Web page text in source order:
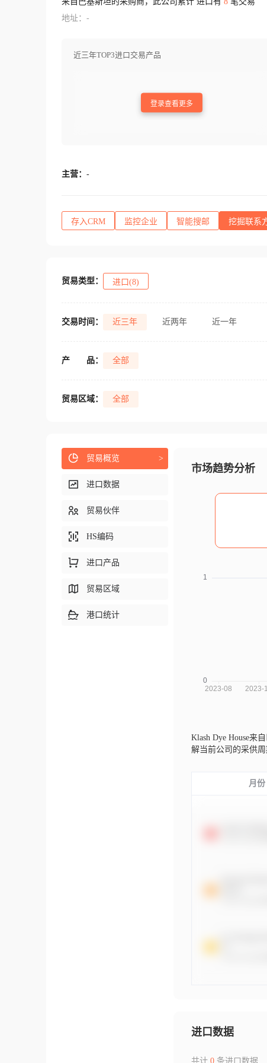
地址：-
近三年TOP3进口交易产品
登录查看更多
主营： -
存入CRM 监控企业 智能搜邮 挖掘联系
贸易类型： 进口(8)
交易时间： 近三年 近两年 近一年
产 品： 全部
贸易区域： 全部
市场趋势分析
Klash Dye House来
解当前公司的采供周
月份
进口数据
共计 0条进口数据
贸易概览 >
进口数据
贸易伙伴
HS编码
进口产品
贸易区域
港口统计